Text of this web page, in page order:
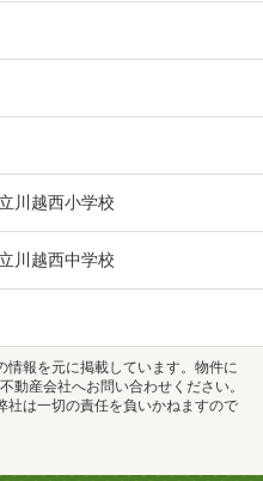
川越西小学校
川越西中学校
情報を元に掲載しています。物件に
動産会社へお問い合わせください。
社は一切の責任を負いかねますので